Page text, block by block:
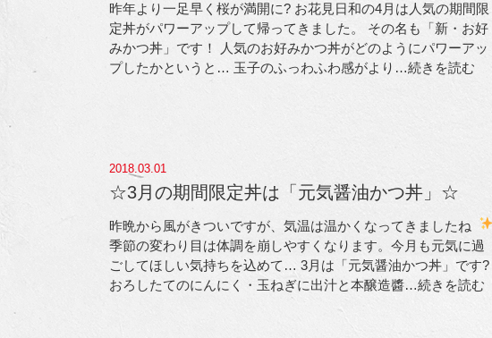
昨年より一足早く桜が満開に? お花見日和の4月は人気の期間限
定丼がパワーアップして帰ってきました。 その名も「新・お好
みかつ丼」です！ 人気のお好みかつ丼がどのようにパワーアッ
プしたかというと… 玉子のふっわふわ感がより …続きを読む
2018.03.01
☆3月の期間限定丼は「元気醤油かつ丼」☆
昨晩から風がきついですが、気温は温かくなってきましたね
季節の変わり目は体調を崩しやすくなります。今月も元気に過
ごしてほしい気持ちを込めて… 3月は「元気醤油かつ丼」です?
おろしたてのにんにく・玉ねぎに出汁と本醸造醬…続きを読む